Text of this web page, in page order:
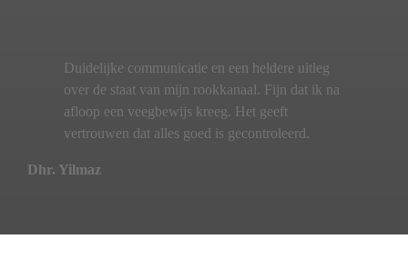
Duidelijke communicatie en een heldere uitleg
over de staat van mijn rookkanaal. Fijn dat ik na
afloop een veegbewijs kreeg. Het geeft
vertrouwen dat alles goed is gecontroleerd.
Dhr. Yilmaz